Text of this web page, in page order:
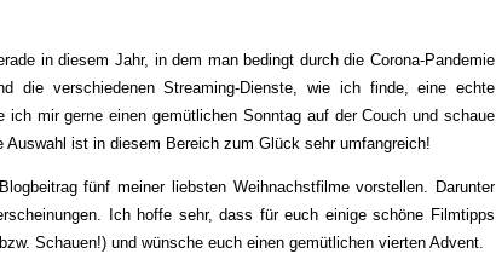
in diesem Jahr, in dem man bedingt durch die Corona-Pandemie
die verschiedenen Streaming-Dienste, wie ich finde, eine echte
mir gerne einen gemütlichen Sonntag auf der Couch und schaue
ist in diesem Bereich zum Glück sehr umfangreich!
fünf meiner liebsten Weihnachstfilme vorstellen. Darunter
Ich hoffe sehr, dass für euch einige schöne Filmtipps
Schauen!) und wünsche euch einen gemütlichen vierten Advent.